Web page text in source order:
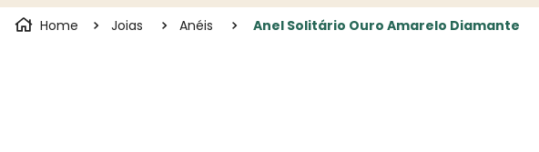
Joias Anéis Anel Solitário Ouro Amarelo Diamante